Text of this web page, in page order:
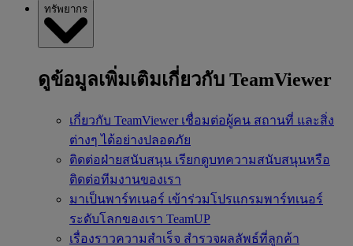
ทรัพยากร
ดูข้อมูลเพิ่มเติมเกี่ยวกับ TeamViewer
เกี่ยวกับ TeamViewer เชื่อมต่อผู้คน สถานที่ และสิ่ง
ต่างๆ ได้อย่างปลอดภัย
ติดต่อฝ่ายสนับสนุน เรียกดูบทความสนับสนุนหรือ
ติดต่อทีมงานของเรา
มาเป็นพาร์ทเนอร์ เข้าร่วมโปรแกรมพาร์ทเนอร์
ระดับโลกของเรา TeamUP
เรื่องราวความสำเร็จ สำรวจผลลัพธ์ที่ลูกค้า